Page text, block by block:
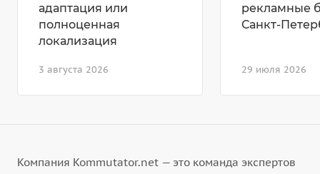
3 августа 2026
адаптация или
полноценная
локализация
29 июля 2026
рекламные
Санкт-
Компания Kommutator.net — это команда экспертов